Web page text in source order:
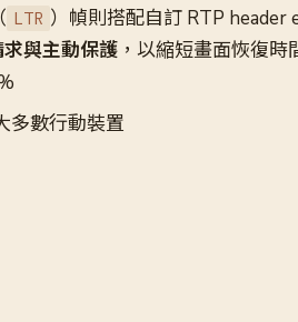
LTR ）幀則搭配自訂 RTP header
與主動保護 ，以縮短畫面恢復時
多數行動裝置